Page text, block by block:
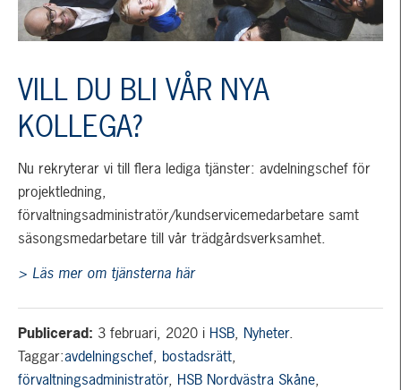
VILL DU BLI VÅR NYA
KOLLEGA?
Nu rekryterar vi till flera lediga tjänster: avdelningschef för
projektledning,
förvaltningsadministratör/kundservicemedarbetare samt
säsongsmedarbetare till vår trädgårdsverksamhet.
> Läs mer om tjänsterna här
Publicerad: 3 februari, 2020i HSB, Nyheter.
Taggar:avdelningschef, bostadsrätt,
förvaltningsadministratör, HSB Nordvästra Skåne,